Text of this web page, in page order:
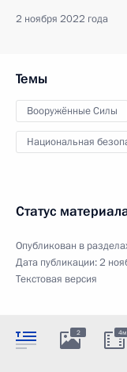
2 ноября 2022 года
Темы
Вооружённые Силы
Национальная
Статус
Опубликован в
Дата публикации:2
Текстовая версия
2 4м